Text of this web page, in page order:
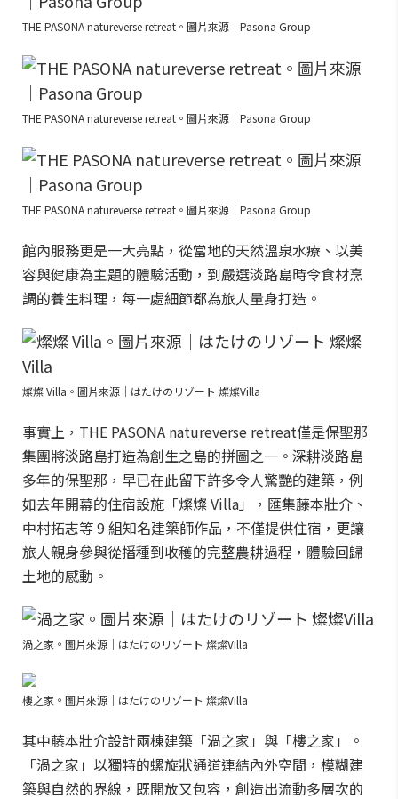
THE PASONA natureverse retreat。圖片來源｜Pasona Group
THE PASONA natureverse retreat。圖片來源｜Pasona Group
THE PASONA natureverse retreat。圖片來源｜Pasona Group
館內服務更是一大亮點，從當地的天然溫泉水療、以美
容與健康為主題的體驗活動，到嚴選淡路島時令食材烹
調的養生料理，每一處細節都為旅人量身打造。
燦燦 Villa。圖片來源｜はたけのリゾート 燦燦Villa
事實上，THE PASONA natureverse retreat僅是保聖那
集團將淡路島打造為創生之島的拼圖之一。深耕淡路島
多年的保聖那，早已在此留下許多令人驚艷的建築，例
如去年開幕的住宿設施「燦燦 Villa」，匯集藤本壯介、
中村拓志等 9 組知名建築師作品，不僅提供住宿，更讓
旅人親身參與從播種到收穫的完整農耕過程，體驗回歸
土地的感動。
渦之家。圖片來源｜はたけのリゾート 燦燦Villa
樓之家。圖片來源｜はたけのリゾート 燦燦Villa
其中藤本壯介設計兩棟建築「渦之家」與「樓之家」。
「渦之家」以獨特的螺旋狀通道連結內外空間，模糊建
築與自然的界線，既開放又包容，創造出流動多層次的